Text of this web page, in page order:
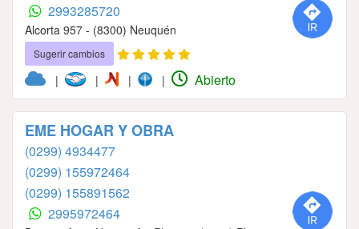
2993285720
Alcorta 957 - (8300) Neuquén
Sugerir cambios
| | | | Abierto
EME HOGAR Y OBRA
(0299) 4934477
(0299) 155972464
(0299) 155891562
2995972464